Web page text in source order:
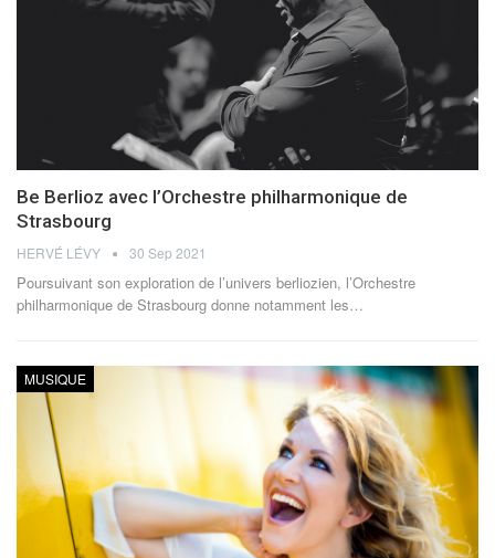
Be Berlioz avec l’Orchestre philharmonique de
Strasbourg
HERVÉ LÉVY 30 Sep 2021
Poursuivant son exploration de l’univers berliozien, l’Orchestre
philharmonique de Strasbourg donne notamment les…
MUSIQUE